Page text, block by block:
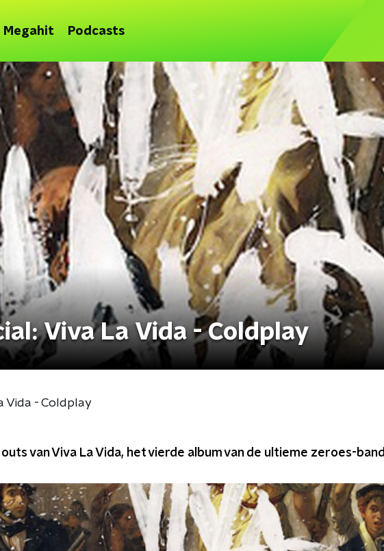
Megahit Podcasts
Viva La Vida - Coldplay
Vida - Coldplay
outs van Viva La Vida, het vierde album van de ultieme zeroes-